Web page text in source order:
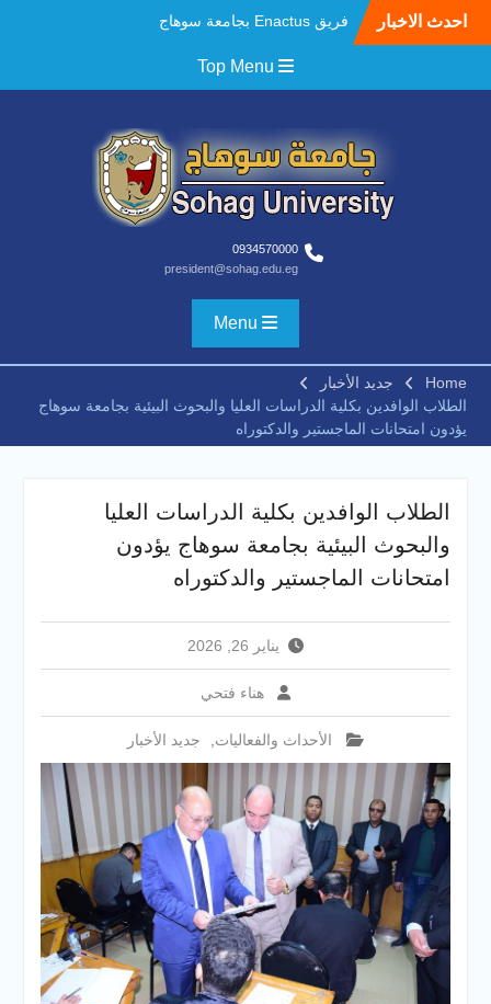
Skip
احدث الاخبار
وتمكين المراة والمركز الثاني
في علاج 3 حالات أكالازيا بتقنية
POEM دون جراحة .
النعماني يلتقي بمدير امن
سوهاج الجديد لتقديم التهنئة
بجهود رجال الشرطه
بجهاز ذكي لتوفير المياه
..جامعة سوهاج تشارك
بمعرض الاكاديمية العسكريه
علي هامش المؤتمر العلمى
الدولى السادس للاتصالات
النعماني والمدير التنفيذي
لشركة وادي النيل يتابعان تنفيذ
أحد أكبر المشروعات الإدارية
جامعة سوهاج تفتح أبوابها
لطلاب الثانوية العامة فى أولى
أيام المرحلة الأولى للتنسيق
الإلكتروني للقبول بالجامعات
Top Menu
0934570000
president@sohag.edu.eg
Menu
Home
جديد الأخبار
الطلاب الوافدين بكلية الدراسات العليا والبحوث البيئية بجامعة سوهاج
يؤدون امتحانات الماجستير والدكتوراه
الطلاب الوافدين بكلية الدراسات العليا
والبحوث البيئية بجامعة سوهاج يؤدون
امتحانات الماجستير والدكتوراه
يناير 26, 2026
هناء فتحي
الأحداث والفعاليات جديد الأخبار